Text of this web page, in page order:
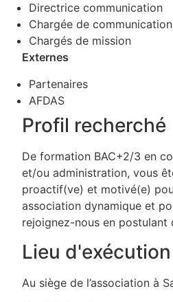
Directrice communication
Chargée de
Chargés de mission
Externes
Partenaires
AFDAS
Profil recherché
De formation BAC+2/3 en
et/ou administration, vous
proactif(ve) et motivé(e)
association dynamique et
rejoignez-nous en postulant
Lieu
Au siège de l’association à